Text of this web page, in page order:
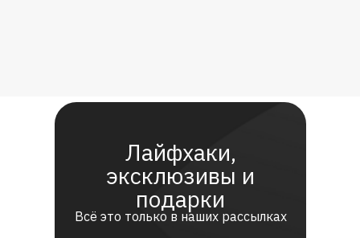
Всё это только в наших рассылках
Лайфхаки,
эксклюзивы и
подарки